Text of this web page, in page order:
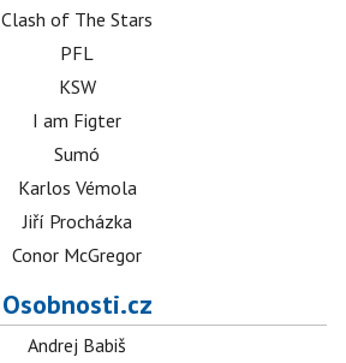
Clash of The Stars
PFL
KSW
I am Figter
Sumó
Karlos Vémola
Jiří Procházka
Conor McGregor
Osobnosti.cz
Andrej Babiš